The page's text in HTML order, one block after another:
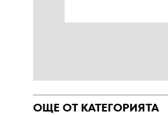
ОЩЕ ОТ КАТЕГОРИЯТА